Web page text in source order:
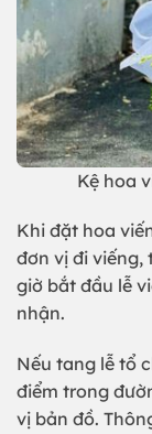
Kệ hoa
Khi đặt hoa
đơn vị đi viếng,
giờ bắt đầu lễ
nhận.
Nếu tang lễ tổ
điểm trong
vị bản đồ.